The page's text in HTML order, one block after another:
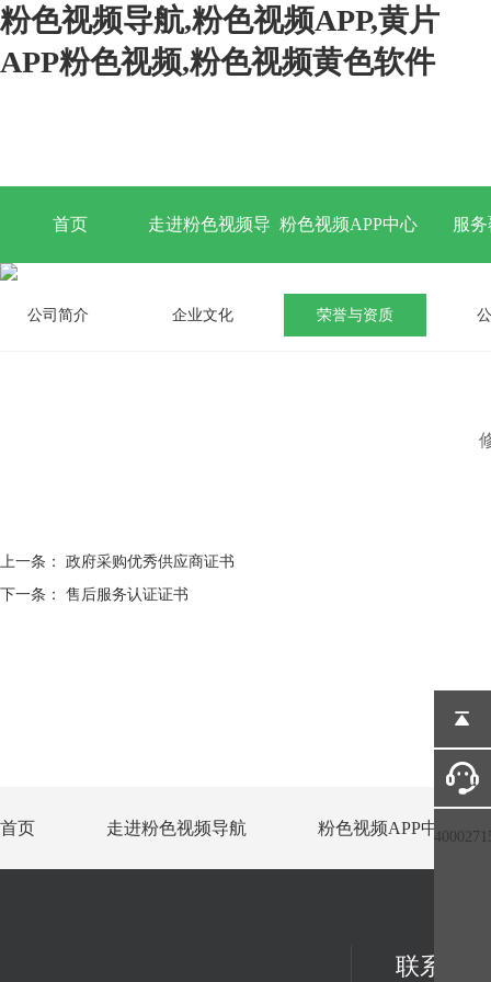
粉色视频导航,粉色视频APP,黄片
APP粉色视频,粉色视频黄色软件
首页 走进粉色视频导 粉色视频APP中心 服
公司简介 企业文化 荣誉与资质
上一条： 政府采购优秀供应商证书
下一条： 售后服务认证证书
首页 走进粉色视频导航 粉色视频APP中心
联系方式